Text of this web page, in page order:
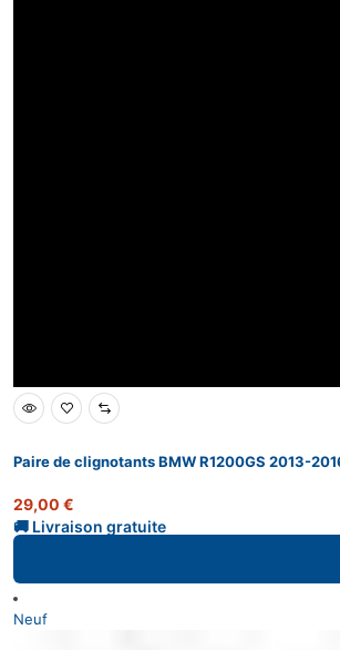
Paire de clignotants BMW R1200GS 2013-
29,00 €
Neuf